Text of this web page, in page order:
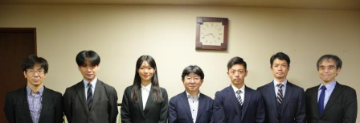
MGグッズ オンラインショップ
（外部サイト）